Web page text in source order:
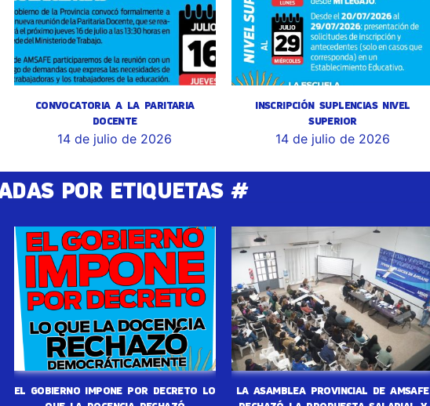
CONVOCATORIA A LA PARITARIA
DOCENTE
14 de julio de 2026
INSCRIPCIÓN SUPLENCIAS NIVEL
SUPERIOR
14 de julio de 2026
POR ETIQUETAS #
EL GOBIERNO IMPONE POR DECRETO LO
LA ASAMBLEA PROVINCIAL DE AMSAFE